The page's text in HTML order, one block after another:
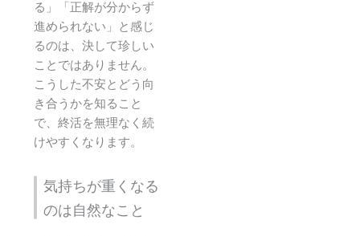
る」「正解が分からず
進められない」と感じ
るのは、決して珍しい
ことではありません。
こうした不安とどう向
き合うかを知ること
で、終活を無理なく続
けやすくなります。
気持ちが重くなる
のは自然なこと